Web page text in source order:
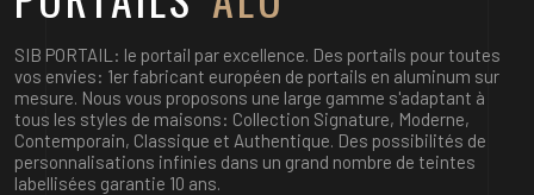
SIB PORTAIL: le portail par excellence. Des portails pour toutes
vos envies: 1er fabricant européen de portails en aluminum sur
mesure. Nous vous proposons une large gamme s'adaptant à
tous les styles de maisons: Collection Signature, Moderne,
Contemporain, Classique et Authentique. Des possibilités de
personnalisations infinies dans un grand nombre de teintes
labellisées garantie 10 ans.